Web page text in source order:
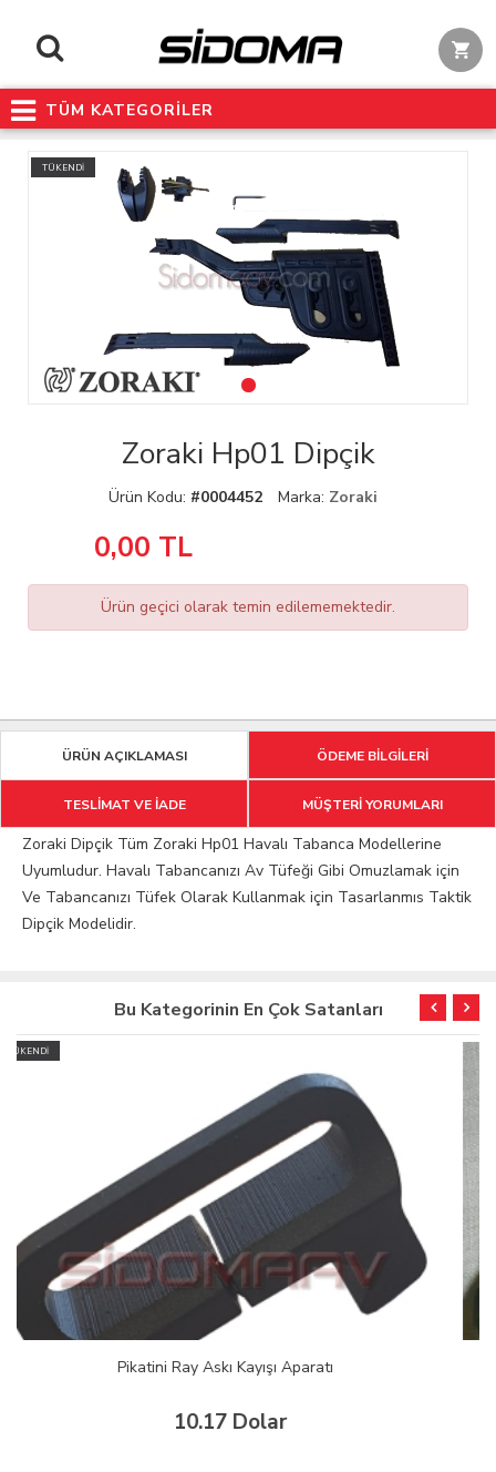
TÜM KATEGORİLER
TÜKENDİ
Zoraki Hp01 Dipçik
Ürün Kodu: #0004452 Marka: Zoraki
0,00 TL
Ürün geçici olarak temin edilememektedir.
ÜRÜN AÇIKLAMASI ÖDEME BİLGİLERİ
TESLİMAT VE İADE MÜŞTERİ YORUMLARI
Zoraki Dipçik Tüm Zoraki Hp01 Havalı Tabanca Modellerine
Uyumludur. Havalı Tabancanızı Av Tüfeği Gibi Omuzlamak için
Ve Tabancanızı Tüfek Olarak Kullanmak için Tasarlanmıs Taktik
Dipçik Modelidir.
Bu Kategorinin En Çok Satanları
TÜFEK FENER BAGLANTI APARATI (sert plastık)
%32 15.00 Dolar